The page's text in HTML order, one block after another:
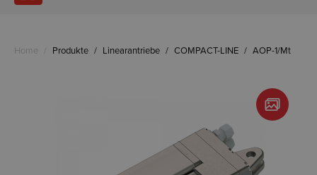
Home Produkte / Linearantriebe / COMPACT-LINE / AOP-1/Mt